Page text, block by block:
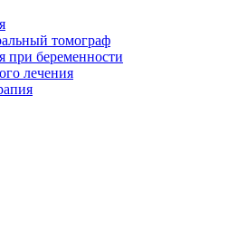
томограф
при беременности
лечения